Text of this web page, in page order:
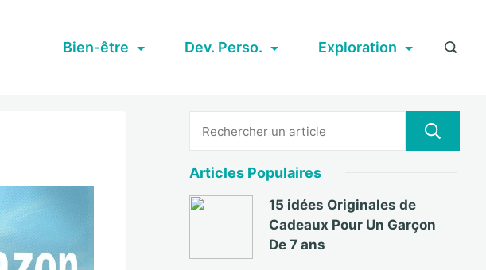
Bien-être Dev. Perso. Exploration
Articles Populaires
15 idées Originales de
Cadeaux Pour Un Garçon
De 7 ans